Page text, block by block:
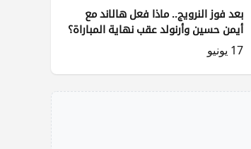
بعد فوز النرويج.. ماذا فعل هالاند مع
أيمن حسين وأرنولد عقب نهاية المباراة؟
17 يونيو